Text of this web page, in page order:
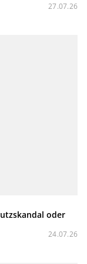
27.07.26
oder
24.07.26